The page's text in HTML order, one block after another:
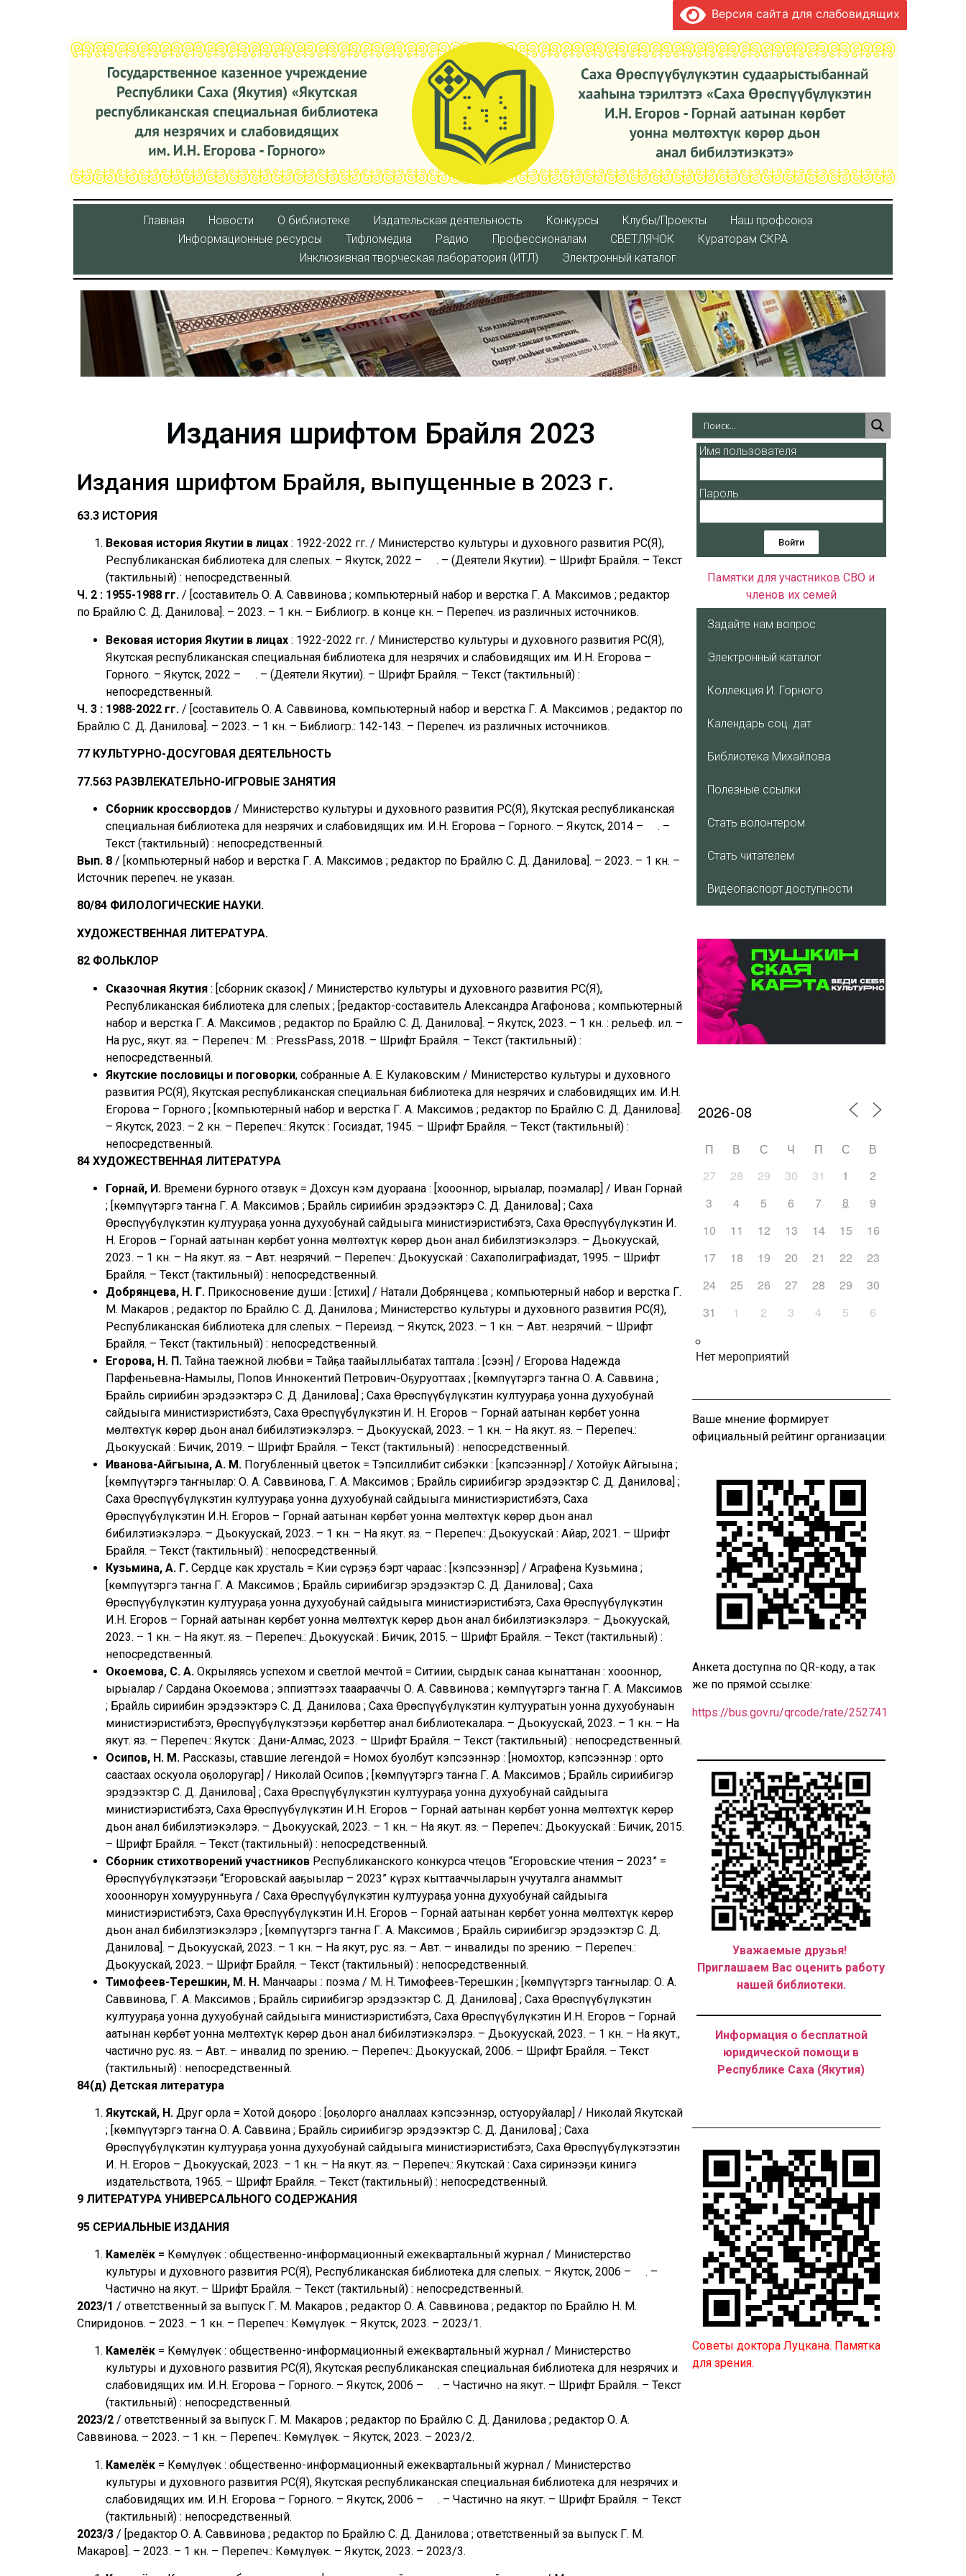
Версия сайта для слабовидящих
Главная Новости О библиотеке Издательская деятельность Конкурсы Клубы/Проекты
Наш профсоюз
Информационные ресурсы
Тифломедиа Радио Профессионалам СВЕТЛЯЧОК
Кураторaм СКРА
Инклюзивная творческая лаборатория (ИТЛ)
Электронный каталог
Издания шрифтом Брайля 2023
Издания шрифтом Брайля, выпущенные в 2023 г.
63.3 ИСТОРИЯ
Вековая история Якутии в лицах : 1922-2022 гг. / Министерство культуры и духовного развития РС(Я),
Республиканская библиотека для слепых. – Якутск, 2022 – . – (Деятели Якутии). – Шрифт Брайля. – Текст
(тактильный) : непосредственный.
Ч. 2 : 1955-1988 гг. / [составитель О. А. Саввинова ; компьютерный набор и верстка Г. А. Максимов ; редактор
по Брайлю С. Д. Данилова]. – 2023. – 1 кн. – Библиогр. в конце кн. – Перепеч. из различных источников.
Вековая история Якутии в лицах : 1922-2022 гг. / Министерство культуры и духовного развития РС(Я),
Якутская республиканская специальная библиотека для незрячих и слабовидящих им. И.Н. Егорова –
Горного. – Якутск, 2022 – . – (Деятели Якутии). – Шрифт Брайля. – Текст (тактильный) :
непосредственный.
Ч. 3 : 1988-2022 гг. / [составитель О. А. Саввинова, компьютерный набор и верстка Г. А. Максимов ; редактор по
Брайлю С. Д. Данилова]. – 2023. – 1 кн. – Библиогр.: 142-143. – Перепеч. из различных источников.
77 КУЛЬТУРНО-ДОСУГОВАЯ ДЕЯТЕЛЬНОСТЬ
77.563 РАЗВЛЕКАТЕЛЬНО-ИГРОВЫЕ ЗАНЯТИЯ
Сборник кроссвордов / Министерство культуры и духовного развития РС(Я), Якутская республиканская
специальная библиотека для незрячих и слабовидящих им. И.Н. Егорова – Горного. – Якутск, 2014 – . –
Текст (тактильный) : непосредственный.
Вып. 8 / [компьютерный набор и верстка Г. А. Максимов ; редактор по Брайлю С. Д. Данилова]. – 2023. – 1 кн. –
Источник перепеч. не указан.
80/84 ФИЛОЛОГИЧЕСКИЕ НАУКИ.
ХУДОЖЕСТВЕННАЯ ЛИТЕРАТУРА.
82 ФОЛЬКЛОР
Сказочная Якутия : [сборник сказок] / Министерство культуры и духовного развития РС(Я),
Республиканская библиотека для слепых ; [редактор-составитель Александра Агафонова ; компьютерный
набор и верстка Г. А. Максимов ; редактор по Брайлю С. Д. Данилова]. – Якутск, 2023. – 1 кн. : рельеф. ил. –
На рус., якут. яз. – Перепеч.: М. : PressPass, 2018. – Шрифт Брайля. – Текст (тактильный) :
непосредственный.
Якутские пословицы и поговорки, собранные А. Е. Кулаковским / Министерство культуры и духовного
развития РС(Я), Якутская республиканская специальная библиотека для незрячих и слабовидящих им. И.Н.
Егорова – Горного ; [компьютерный набор и верстка Г. А. Максимов ; редактор по Брайлю С. Д. Данилова].
– Якутск, 2023. – 2 кн. – Перепеч.: Якутск : Госиздат, 1945. – Шрифт Брайля. – Текст (тактильный) :
непосредственный.
84 ХУДОЖЕСТВЕННАЯ ЛИТЕРАТУРА
Горнай, И. Времени бурного отзвук = Дохсун кэм дуораана : [хоһооннор, ырыалар, поэмалар] / Иван Горнай
; [көмпүүтэргэ таҥна Г. А. Максимов ; Брайль сириибин эрэдээктэрэ С. Д. Данилова] ; Саха
Өрөспүүбүлүкэтин култуураҕа уонна духуобунай сайдыыга министиэристибэтэ, Саха Өрөспүүбүлүкэтин И.
Н. Егоров – Горнай аатынан көрбөт уонна мөлтөхтүк көрөр дьон анал бибилэтиэкэлэрэ. – Дьокуускай,
2023. – 1 кн. – На якут. яз. – Авт. незрячий. – Перепеч.: Дьокуускай : Сахаполиграфиздат, 1995. – Шрифт
Брайля. – Текст (тактильный) : непосредственный.
Добрянцева, Н. Г. Прикосновение души : [стихи] / Натали Добрянцева ; компьютерный набор и верстка Г.
М. Макаров ; редактор по Брайлю С. Д. Данилова ; Министерство культуры и духовного развития РС(Я),
Республиканская библиотека для слепых. – Переизд. – Якутск, 2023. – 1 кн. – Авт. незрячий. – Шрифт
Брайля. – Текст (тактильный) : непосредственный.
Егорова, Н. П. Тайна таежной любви = Тайҕа таайыллыбатах таптала : [сэһэн] / Егорова Надежда
Парфеньевна-Намылы, Попов Иннокентий Петрович-Оҕуруоттаах ; [көмпүүтэргэ таҥна О. А. Саввина ;
Брайль сириибин эрэдээктэрэ С. Д. Данилова] ; Саха Өрөспүүбүлүкэтин култуураҕа уонна духуобунай
сайдыыга министиэристибэтэ, Саха Өрөспүүбүлүкэтин И. Н. Егоров – Горнай аатынан көрбөт уонна
мөлтөхтүк көрөр дьон анал бибилэтиэкэлэрэ. – Дьокуускай, 2023. – 1 кн. – На якут. яз. – Перепеч.:
Дьокуускай : Бичик, 2019. – Шрифт Брайля. – Текст (тактильный) : непосредственный.
Иванова-Айгыына, А. М. Погубленный цветок = Тэпсиллибит сибэкки : [кэпсээннэр] / Хотойук Айгыына ;
[көмпүүтэргэ таҥнылар: О. А. Саввинова, Г. А. Максимов ; Брайль сириибигэр эрэдээктэр С. Д. Данилова] ;
Саха Өрөспүүбүлүкэтин култуураҕа уонна духуобунай сайдыыга министиэристибэтэ, Саха
Өрөспүүбүлүкэтин И.Н. Егоров – Горнай аатынан көрбөт уонна мөлтөхтүк көрөр дьон анал
бибилэтиэкэлэрэ. – Дьокуускай, 2023. – 1 кн. – На якут. яз. – Перепеч.: Дьокуускай : Айар, 2021. – Шрифт
Брайля. – Текст (тактильный) : непосредственный.
Кузьмина, А. Г. Сердце как хрусталь = Киһи сүрэҕэ бэрт чараас : [кэпсээннэр] / Аграфена Кузьмина ;
[көмпүүтэргэ таҥна Г. А. Максимов ; Брайль сириибигэр эрэдээктэр С. Д. Данилова] ; Саха
Өрөспүүбүлүкэтин култуураҕа уонна духуобунай сайдыыга министиэристибэтэ, Саха Өрөспүүбүлүкэтин
И.Н. Егоров – Горнай аатынан көрбөт уонна мөлтөхтүк көрөр дьон анал бибилэтиэкэлэрэ. – Дьокуускай,
2023. – 1 кн. – На якут. яз. – Перепеч.: Дьокуускай : Бичик, 2015. – Шрифт Брайля. – Текст (тактильный) :
непосредственный.
Окоемова, С. А. Окрыляясь успехом и светлой мечтой = Ситиһии, сырдык санаа кынаттанан : хоһооннор,
ырыалар / Сардана Окоемова ; эппиэттээх таһаарааччы О. А. Саввинова ; көмпүүтэргэ таҥна Г. А. Максимов
; Брайль сириибин эрэдээктэрэ С. Д. Данилова ; Саха Өрөспүүбүлүкэтин култууратын уонна духуобунаһын
министиэристибэтэ, Өрөспүүбүлүкэтээҕи көрбөттөр анал библиотекалара. – Дьокуускай, 2023. – 1 кн. – На
якут. яз. – Перепеч.: Якутск : Дани-Алмас, 2023. – Шрифт Брайля. – Текст (тактильный) : непосредственный.
Осипов, Н. М. Рассказы, ставшие легендой = Номох буолбут кэпсээннэр : [номохтор, кэпсээннэр : орто
саастаах оскуола оҕолоругар] / Николай Осипов ; [көмпүүтэргэ таҥна Г. А. Максимов ; Брайль сириибигэр
эрэдээктэр С. Д. Данилова] ; Саха Өрөспүүбүлүкэтин култуураҕа уонна духуобунай сайдыыга
министиэристибэтэ, Саха Өрөспүүбүлүкэтин И.Н. Егоров – Горнай аатынан көрбөт уонна мөлтөхтүк көрөр
дьон анал бибилэтиэкэлэрэ. – Дьокуускай, 2023. – 1 кн. – На якут. яз. – Перепеч.: Дьокуускай : Бичик, 2015.
– Шрифт Брайля. – Текст (тактильный) : непосредственный.
Сборник стихотворений участников Республиканского конкурса чтецов “Егоровские чтения – 2023” =
Өрөспүүбүлүкэтээҕи “Егоровскай ааҕыылар – 2023” күрэх кыттааччыларын учууталга анаммыт
хоһооннорун хомуурунньуга / Саха Өрөспүүбүлүкэтин култуураҕа уонна духуобунай сайдыыга
министиэристибэтэ, Саха Өрөспүүбүлүкэтин И.Н. Егоров – Горнай аатынан көрбөт уонна мөлтөхтүк көрөр
дьон анал бибилэтиэкэлэрэ ; [көмпүүтэргэ таҥна Г. А. Максимов ; Брайль сириибигэр эрэдээктэр С. Д.
Данилова]. – Дьокуускай, 2023. – 1 кн. – На якут, рус. яз. – Авт. – инвалиды по зрению. – Перепеч.:
Дьокуускай, 2023. – Шрифт Брайля. – Текст (тактильный) : непосредственный.
Тимофеев-Терешкин, М. Н. Манчаары : поэма / М. Н. Тимофеев-Терешкин ; [көмпүүтэргэ таҥнылар: О. А.
Саввинова, Г. А. Максимов ; Брайль сириибигэр эрэдээктэр С. Д. Данилова] ; Саха Өрөспүүбүлүкэтин
култуураҕа уонна духуобунай сайдыыга министиэристибэтэ, Саха Өрөспүүбүлүкэтин И.Н. Егоров – Горнай
аатынан көрбөт уонна мөлтөхтүк көрөр дьон анал бибилэтиэкэлэрэ. – Дьокуускай, 2023. – 1 кн. – На якут.,
частично рус. яз. – Авт. – инвалид по зрению. – Перепеч.: Дьокуускай, 2006. – Шрифт Брайля. – Текст
(тактильный) : непосредственный.
84(д) Детская литература
Якутскай, Н. Друг орла = Хотой доҕоро : [оҕолорго аналлаах кэпсээннэр, остуоруйалар] / Николай Якутскай
; [көмпүүтэргэ таҥна О. А. Саввина ; Брайль сириибигэр эрэдээктэр С. Д. Данилова] ; Саха
Өрөспүүбүлүкэтин култуураҕа уонна духуобунай сайдыыга министиэристибэтэ, Саха Өрөспүүбүлүкэтээтин
И. Н. Егоров – Дьокуускай, 2023. – 1 кн. – На якут. яз. – Перепеч.: Якутскай : Саха сиринээҕи кинигэ
издательствота, 1965. – Шрифт Брайля. – Текст (тактильный) : непосредственный.
9 ЛИТЕРАТУРА УНИВЕРСАЛЬНОГО СОДЕРЖАНИЯ
95 СЕРИАЛЬНЫЕ ИЗДАНИЯ
Камелёк = Көмүлүөк : общественно-информационный ежеквартальный журнал / Министерство
культуры и духовного развития РС(Я), Республиканская библиотека для слепых. – Якутск, 2006 – . –
Частично на якут. – Шрифт Брайля. – Текст (тактильный) : непосредственный.
2023/1 / ответственный за выпуск Г. М. Макаров ; редактор О. А. Саввинова ; редактор по Брайлю Н. М.
Спиридонов. – 2023. – 1 кн. – Перепеч.: Көмүлүөк. – Якутск, 2023. – 2023/1.
Камелёк = Көмүлүөк : общественно-информационный ежеквартальный журнал / Министерство
культуры и духовного развития РС(Я), Якутская республиканская специальная библиотека для незрячих и
слабовидящих им. И.Н. Егорова – Горного. – Якутск, 2006 – . – Частично на якут. – Шрифт Брайля. – Текст
(тактильный) : непосредственный.
2023/2 / ответственный за выпуск Г. М. Макаров ; редактор по Брайлю С. Д. Данилова ; редактор О. А.
Саввинова. – 2023. – 1 кн. – Перепеч.: Көмүлүөк. – Якутск, 2023. – 2023/2.
Камелёк = Көмүлүөк : общественно-информационный ежеквартальный журнал / Министерство
культуры и духовного развития РС(Я), Якутская республиканская специальная библиотека для незрячих и
слабовидящих им. И.Н. Егорова – Горного. – Якутск, 2006 – . – Частично на якут. – Шрифт Брайля. – Текст
(тактильный) : непосредственный.
2023/3 / [редактор О. А. Саввинова ; редактор по Брайлю С. Д. Данилова ; ответственный за выпуск Г. М.
Макаров]. – 2023. – 1 кн. – Перепеч.: Көмүлүөк. – Якутск, 2023. – 2023/3.
Имя пользователя
Пароль
Войти
Памятки для участников СВО и
членов их семей
Задайте нам вопрос
Электронный каталог
Коллекция И. Горного
Календарь соц. дат
Библиотека Михайлова
Полезные ссылки
Стать волонтером
Стать читателем
Видеопаспорт доступности
П В С Ч П С
В
27
28 29 30 31 1
2
3
4 5 6 7 8
9
10
11 12 13 14 15
16
17
18 19 20 21 22
23
24
25 26 27 28 29
30
31
1 2 3 4 5 6
Нет мероприятий
Ваше мнение формирует
официальный рейтинг организации:
Анкета доступна по QR-коду, а так
же по прямой ссылке:
https://bus.gov.ru/qrcode/rate/252741
Уважаемые друзья!
Приглашаем Вас оценить работу
нашей библиотеки.
Информация о бесплатной
юридической помощи в
Республике Саха (Якутия)
Советы доктора Луцкана. Памятка
для зрения.